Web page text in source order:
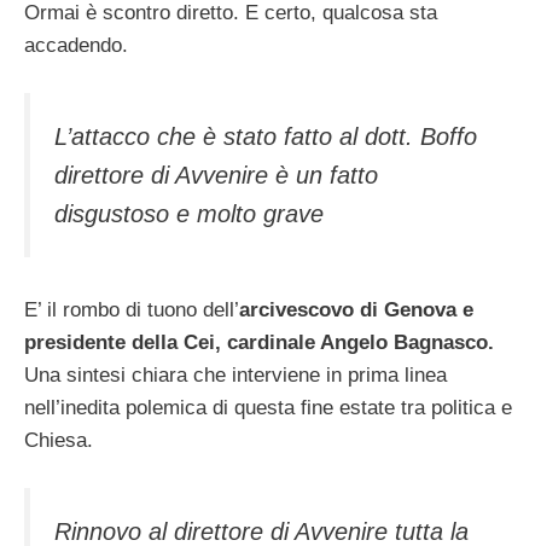
Ormai è scontro diretto. E certo, qualcosa sta
accadendo.
L’attacco che è stato fatto al dott. Boffo
direttore di Avvenire è un fatto
disgustoso e molto grave
E’ il rombo di tuono dell’arcivescovo di Genova e
presidente della Cei, cardinale Angelo Bagnasco.
Una sintesi chiara che interviene in prima linea
nell’inedita polemica di questa fine estate tra politica e
Chiesa.
Rinnovo al direttore di Avvenire tutta la